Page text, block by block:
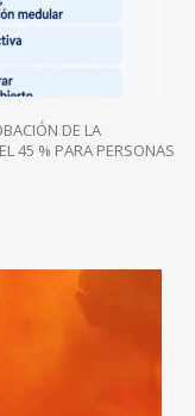
DE LA
45 % PARA PERSONAS